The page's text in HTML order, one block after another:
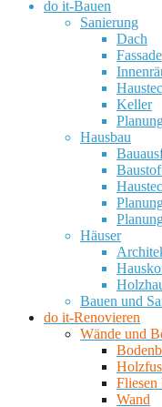
do it-Bauen
Sanierung
Dach
Fassade
Keller
Hausbau
Häuser
Bauen und
do it-Renovieren
Wände und
Fliesen
Wand